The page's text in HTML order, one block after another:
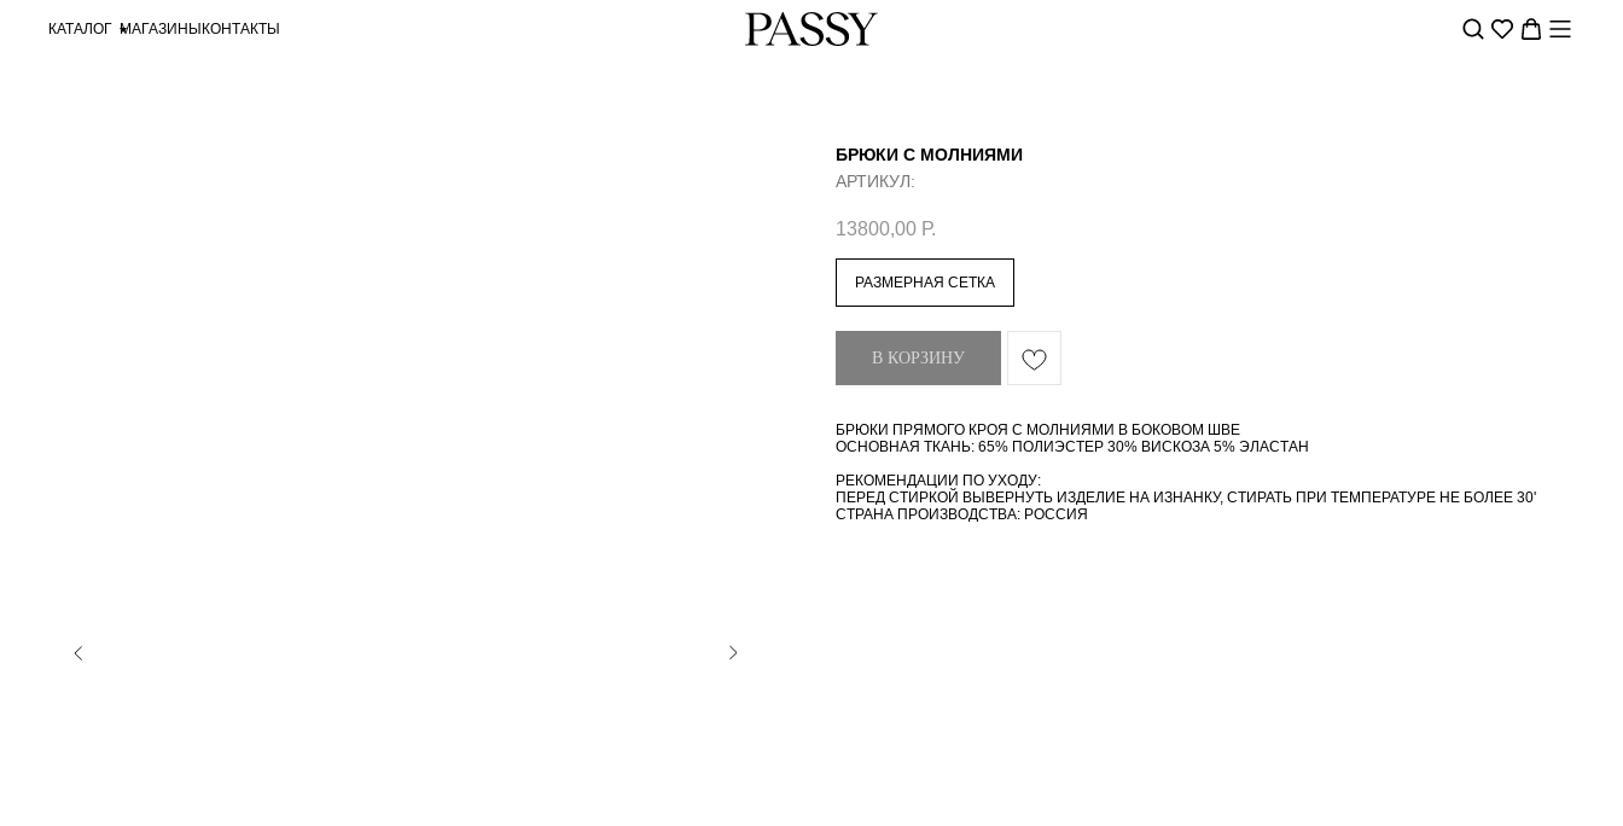
КАТАЛОГ МАГАЗИНЫ КОНТАКТЫ
БРЮКИ С МОЛНИЯМИ
АРТИКУЛ:
13800,00 Р.
РАЗМЕРНАЯ СЕТКА
В КОРЗИНУ
БРЮКИ ПРЯМОГО КРОЯ С МОЛНИЯМИ В БОКОВОМ ШВЕ
ОСНОВНАЯ ТКАНЬ: 65% ПОЛИЭСТЕР 30% ВИСКОЗА 5% ЭЛАСТАН
РЕКОМЕНДАЦИИ ПО УХОДУ:
ПЕРЕД СТИРКОЙ ВЫВЕРНУТЬ ИЗДЕЛИЕ НА ИЗНАНКУ, СТИРАТЬ ПРИ ТЕМПЕРАТУРЕ НЕ БОЛЕЕ 30'
СТРАНА ПРОИЗВОДСТВА: РОССИЯ